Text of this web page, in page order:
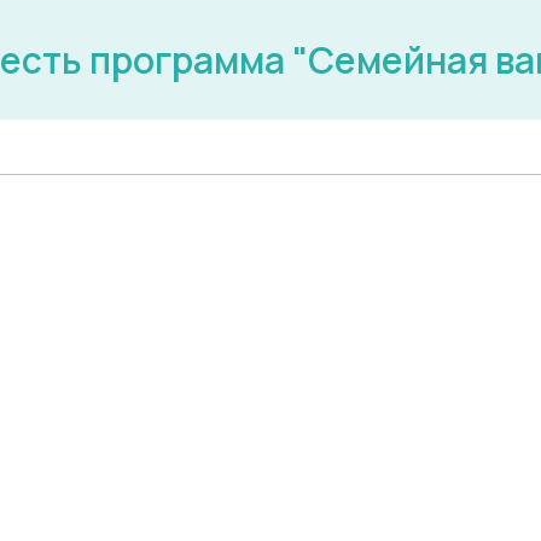
программа "Семейная